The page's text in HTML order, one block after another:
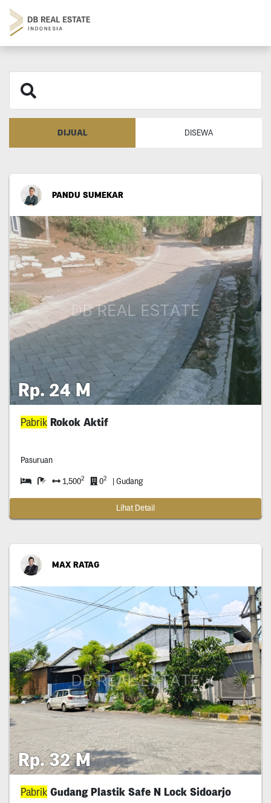
DIJUAL DISEWA
PANDU SUMEKAR
Rp. 24 M
PabrikRokok Aktif
Pasuruan
1,5002 02 | Gudang
Lihat Detail
MAX RATAG
Rp. 32 M
PabrikGudang Plastik Safe N Lock Sidoarjo